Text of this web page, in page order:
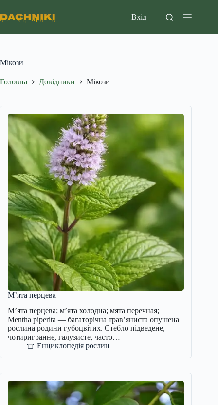
до
вмісту
Вхід
Мікози
Головна Довідники Мікози
М’ята перцева
М’ята перцева; м’ята холодна; мята перечная;
Mentha piperita — багаторічна трав’яниста опушена
рослина родини губоцвітих. Стебло підведене,
чотиригранне, галузисте, часто…
Енциклопедія рослин